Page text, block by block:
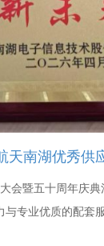
天南湖优秀供
会暨五十周年庆
专业优质的配套
航天南湖“2025年